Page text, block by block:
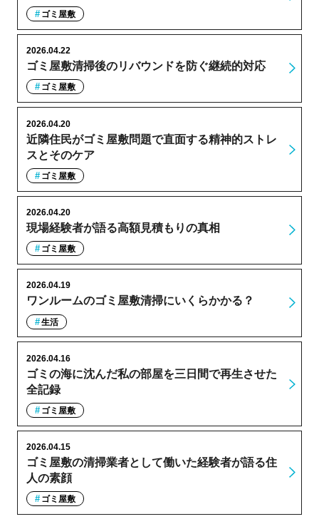
ゴミ屋敷
ゴミ屋敷清掃後のリバウンドを防ぐ継続的対応
2026.04.22
ゴミ屋敷
近隣住民がゴミ屋敷問題で直面する精神的ストレ
スとそのケア
2026.04.20
ゴミ屋敷
現場経験者が語る高額見積もりの真相
2026.04.20
ゴミ屋敷
ワンルームのゴミ屋敷清掃にいくらかかる？
2026.04.19
生活
ゴミの海に沈んだ私の部屋を三日間で再生させた
全記録
2026.04.16
ゴミ屋敷
ゴミ屋敷の清掃業者として働いた経験者が語る住
人の素顔
2026.04.15
ゴミ屋敷